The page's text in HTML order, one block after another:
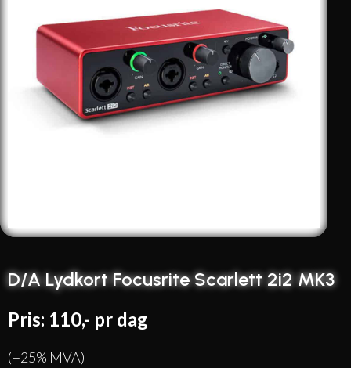
D/A Lydkort Focusrite Scarlett 2i2 MK3
Pris: 110,- pr dag
(+25% MVA)